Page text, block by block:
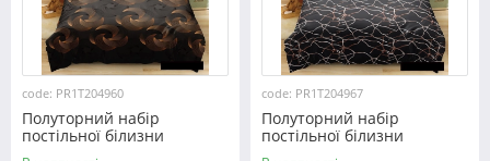
code: PR1T204960
Полуторний набір
постільної білизни
150*220 із полікотону
code: PR1T204967
Полуторний набір
постільної білизни
150*220 із полікотону